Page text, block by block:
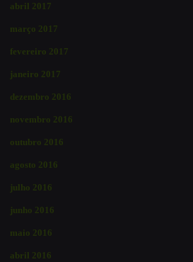
abril 2017
março 2017
fevereiro 2017
janeiro 2017
dezembro 2016
novembro 2016
outubro 2016
agosto 2016
julho 2016
junho 2016
maio 2016
abril 2016